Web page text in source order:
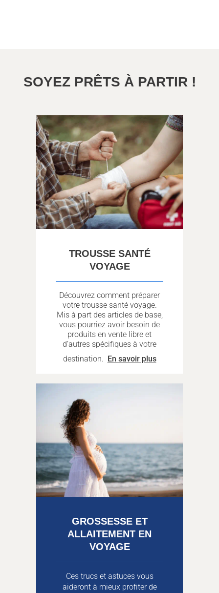
SOYEZ PRÊTS À PARTIR !
TROUSSE SANTÉ
VOYAGE
Découvrez comment préparer
votre trousse santé voyage.
Mis à part des articles de base,
vous pourriez avoir besoin de
produits en vente libre et
d’autres spécifiques à votre
destination. En savoir plus
GROSSESSE ET
ALLAITEMENT EN
VOYAGE
Ces trucs et astuces vous
aideront à mieux profiter de